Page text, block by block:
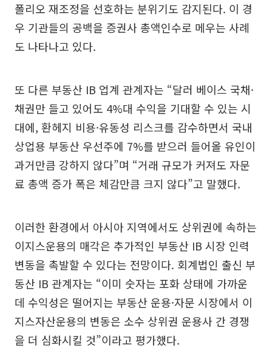
폴리오 재조정을 선호하는 분위기도 감지된다. 이 경
우 기관들의 공백을 증권사 총액인수로 메우는 사례
도 나타나고 있다.
또 다른 부동산 IB 업계 관계자는 “달러 베이스 국채·
채권만 들고 있어도 4%대 수익을 기대할 수 있는 시
대에, 환헤지 비용·유동성 리스크를 감수하면서 국내
상업용 부동산 우선주에 7%를 받으러 들어올 유인이
과거만큼 강하지 않다”며 “거래 규모가 커져도 자문
료 총액 증가 폭은 체감만큼 크지 않다”고 말했다.
이러한 환경에서 아시아 지역에서도 상위권에 속하는
이지스운용의 매각은 추가적인 부동산 IB 시장 인력
변동을 촉발할 수 있다는 전망이다. 회계법인 출신 부
동산 IB 관계자는 “이미 숫자는 포화 상태에 가까운
데 수익성은 떨어지는 부동산 운용·자문 시장에서 이
지스자산운용의 변동은 소수 상위권 운용사 간 경쟁
을 더 심화시킬 것”이라고 평가했다.